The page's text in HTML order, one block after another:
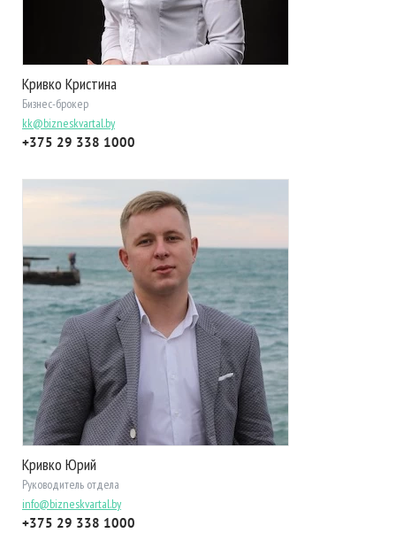
Кривко Кристина
Бизнес-брокер
kk@bizneskvartal.by
+375 29 338 1000
Кривко Юрий
Руководитель отдела
info@bizneskvartal.by
+375 29 338 1000